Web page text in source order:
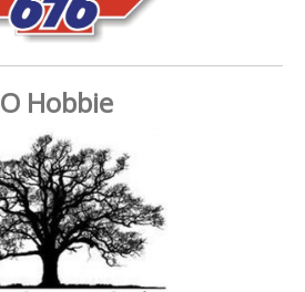
O Hobbie